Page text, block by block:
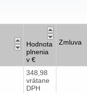
Hodnota
plnenia
v €
Zmluva
348,98
vrátane
DPH